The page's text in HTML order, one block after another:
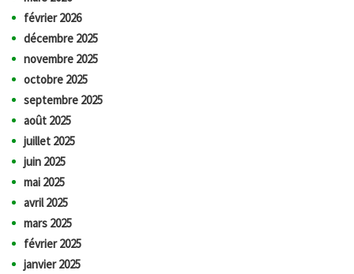
février 2026
décembre 2025
novembre 2025
octobre 2025
septembre 2025
août 2025
juillet 2025
juin 2025
mai 2025
avril 2025
mars 2025
février 2025
janvier 2025